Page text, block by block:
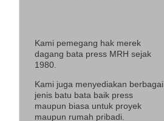
Kami pemegang hak merek
dagang bata press MRH sejak
1980.
Kami juga menyediakan berbagai
jenis batu bata baik press
maupun biasa untuk proyek
maupun rumah pribadi.